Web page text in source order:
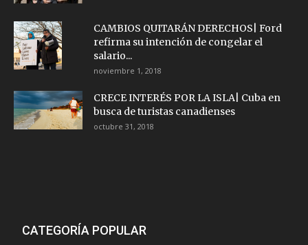
CAMBIOS QUITARÁN DERECHOS| Ford
refirma su intención de congelar el
salario...
noviembre 1, 2018
CRECE INTERÉS POR LA ISLA| Cuba en
busca de turistas canadienses
octubre 31, 2018
CATEGORÍA POPULAR